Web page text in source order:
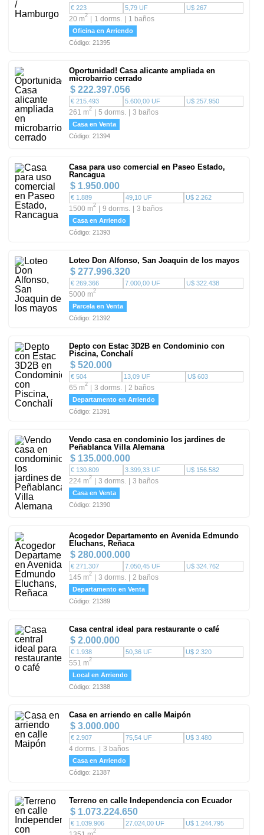
€ 223 5,79 UF U$ 267
20 m2 1 dorms. 1 baños
Oficina en Arriendo
Código: 21395
Oportunidad! Casa alicante ampliada en
microbarrio cerrado
$ 222.397.056
€ 215.493 5.600,00 UF U$ 257.950
261 m2 5 dorms. 3 baños
Casa en Venta
Código: 21394
Casa para uso comercial en Paseo Estado,
Rancagua
$ 1.950.000
€ 1.889 49,10 UF U$ 2.262
1500 m2 9 dorms. 3 baños
Casa en Arriendo
Código: 21393
Loteo Don Alfonso, San Joaquin de los mayos
$ 277.996.320
€ 269.366 7.000,00 UF U$ 322.438
5000 m2
Parcela en Venta
Código: 21392
Depto con Estac 3D2B en Condominio con
Piscina, Conchalí
$ 520.000
€ 504 13,09 UF U$ 603
65 m2 3 dorms. 2 baños
Departamento en Arriendo
Código: 21391
Vendo casa en condominio los jardines de
Peñablanca Villa Alemana
$ 135.000.000
€ 130.809 3.399,33 UF U$ 156.582
224 m2 3 dorms. 3 baños
Casa en Venta
Código: 21390
Acogedor Departamento en Avenida Edmundo
Eluchans, Reñaca
$ 280.000.000
€ 271.307 7.050,45 UF U$ 324.762
145 m2 3 dorms. 2 baños
Departamento en Venta
Código: 21389
Casa central ideal para restaurante o café
$ 2.000.000
€ 1.938 50,36 UF U$ 2.320
551 m2
Local en Arriendo
Código: 21388
Casa en arriendo en calle Maipón
$ 3.000.000
€ 2.907 75,54 UF U$ 3.480
4 dorms. 3 baños
Casa en Arriendo
Código: 21387
Terreno en calle Independencia con Ecuador
$ 1.073.224.650
€ 1.039.906 27.024,00 UF U$ 1.244.795
2